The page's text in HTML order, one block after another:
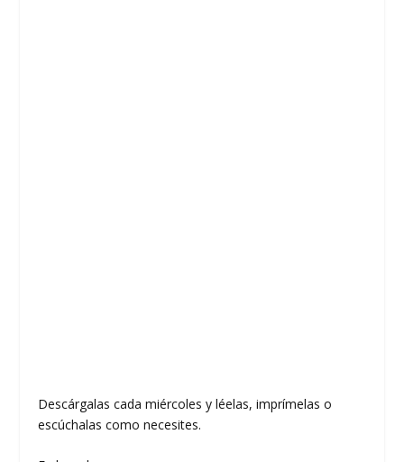
Descárgalas cada miércoles y léelas, imprímelas o
escúchalas como necesites.